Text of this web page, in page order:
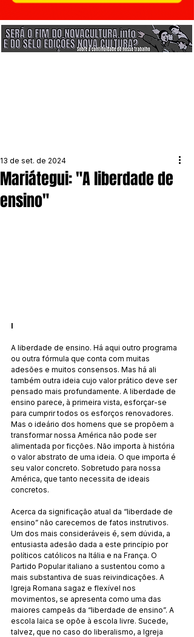
Mariátegui: "A liberdade de
ensino"
13 de set. de 2024
I
A liberdade de ensino. Há aqui outro programa
ou outra fórmula que conta com muitas
adesões e muitos consensos. Mas há ali
também outra ideia cujo valor prático deve ser
pensado mais profundamente. A liberdade de
ensino parece, à primeira vista, esforçar-se
para cumprir todos os esforços renovadores.
Mas o ideário dos homens que se propõem a
transformar nossa América não pode ser
alimentada por ficções. Não importa à história
o valor abstrato de uma ideia. O que importa é
seu valor concreto. Sobretudo para nossa
América, que tanto necessita de ideais
concretos.
Acerca da significação atual da “liberdade de
ensino” não carecemos de fatos instrutivos.
Um dos mais consideráveis é, sem dúvida, a
entusiasta adesão dada a este princípio por
políticos católicos na Itália e na França. O
Partido Popular italiano a sustentou como a
mais substantiva de suas reivindicações. A
Igreja Romana sagaz e flexível nos
movimentos, se apresenta como uma das
maiores campeãs da “liberdade de ensino”. A
escola laica se opõe à escola livre. Sucede,
talvez, que no caso do liberalismo, a Igreja